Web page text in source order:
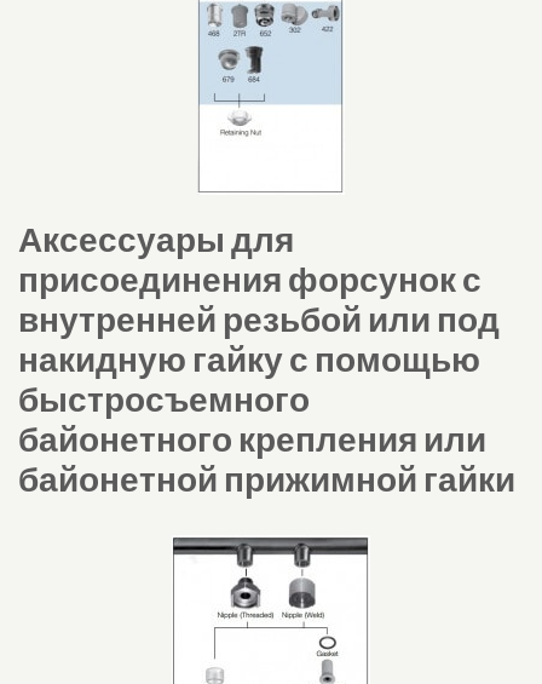
Аксессуары для
присоединения форсунок с
внутренней резьбой или под
накидную гайку с помощью
быстросъемного
байонетного крепления или
байонетной прижимной гайки